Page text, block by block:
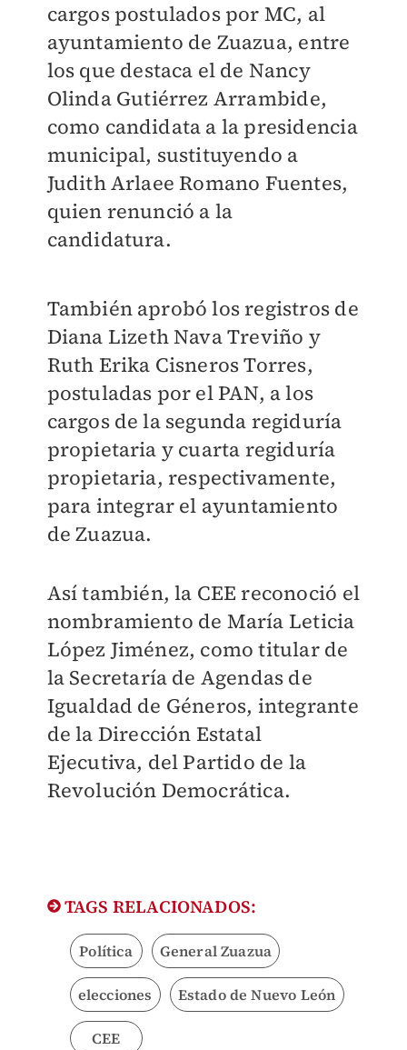
cargos postulados por MC, al
ayuntamiento de Zuazua, entre
los que destaca el de Nancy
Olinda Gutiérrez Arrambide,
como candidata a la presidencia
municipal, sustituyendo a
Judith Arlaee Romano Fuentes,
quien renunció a la
candidatura.
También aprobó los registros de
Diana Lizeth Nava Treviño y
Ruth Erika Cisneros Torres,
postuladas por el PAN, a los
cargos de la segunda regiduría
propietaria y cuarta regiduría
propietaria, respectivamente,
para integrar el ayuntamiento
de Zuazua.
Así también, la CEE reconoció el
nombramiento de María Leticia
López Jiménez, como titular de
la Secretaría de Agendas de
Igualdad de Géneros, integrante
de la Dirección Estatal
Ejecutiva, del Partido de la
Revolución Democrática.
TAGS RELACIONADOS:
Política General Zuazua
elecciones Estado de Nuevo León
CEE